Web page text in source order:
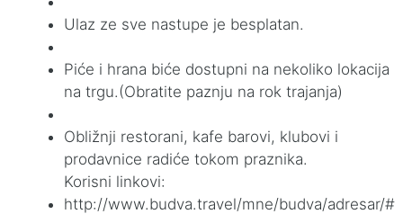
Ulaz ze sve nastupe je besplatan.
Piće i hrana biće dostupni na nekoliko lokacija
na trgu.(Obratite paznju na rok trajanja)
Obližnji restorani, kafe barovi, klubovi i
prodavnice radiće tokom praznika.
Korisni linkovi:
http://www.budva.travel/mne/budva/adresar/#